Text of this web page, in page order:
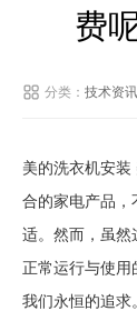
费
分类： 技术资讯
美的洗衣机安
合的家电产品，
适。然而，虽然
正常运行与使用
我们永恒的追求